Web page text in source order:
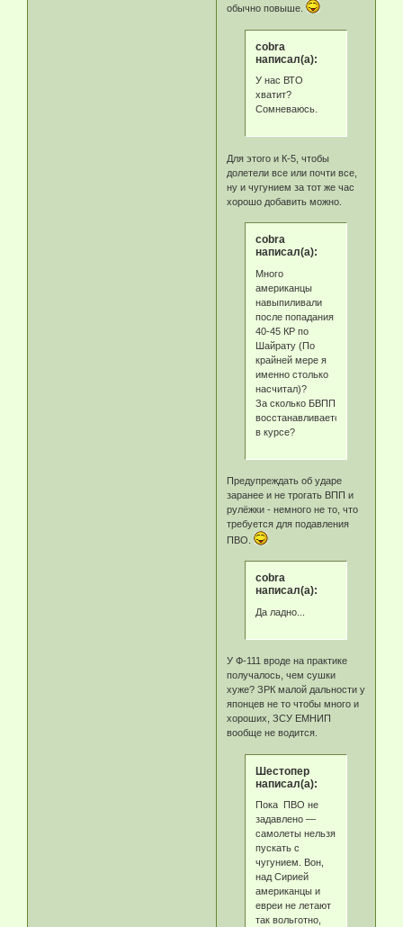
обычно повыше.
cobra
написал(а):
У нас ВТО
хватит?
Сомневаюсь.
Для этого и К-5, чтобы
долетели все или почти все,
ну и чугунием за тот же час
хорошо добавить можно.
cobra
написал(а):
Много
американцы
навыпиливали
после попадания
40-45 КР по
Шайрату (По
крайней мере я
именно столько
насчитал)?
За сколько БВПП
восстанавливается
в курсе?
Предупреждать об ударе
заранее и не трогать ВПП и
рулёжки - немного не то, что
требуется для подавления
ПВО.
cobra
написал(а):
Да ладно...
У Ф-111 вроде на практике
получалось, чем сушки
хуже? ЗРК малой дальности у
японцев не то чтобы много и
хороших, ЗСУ ЕМНИП
вообще не водится.
Шестопер
написал(а):
Пока ПВО не
задавлено —
самолеты нельзя
пускать с
чугунием. Вон,
над Сирией
американцы и
евреи не летают
так вольготно,